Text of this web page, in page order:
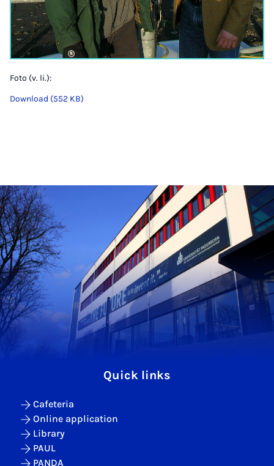
Foto (v. li.):
Download (552 KB)
Quick links
Cafeteria
Online application
Library
PAUL
PANDA